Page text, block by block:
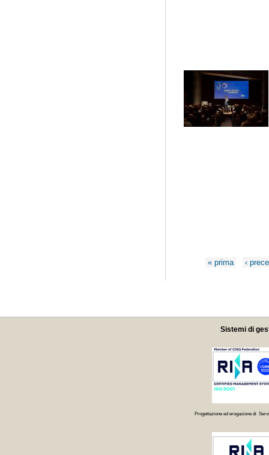
Pagine
« prima ‹
Sistemi di
Progettazione ed erogazione di